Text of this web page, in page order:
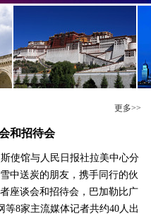
更多>>
和招待会
使馆与人民日报社拉美中心分
中送炭的朋友，携手同行的伙
座谈会和招待会，巴加勒比广
等8家主流媒体记者共约40人出